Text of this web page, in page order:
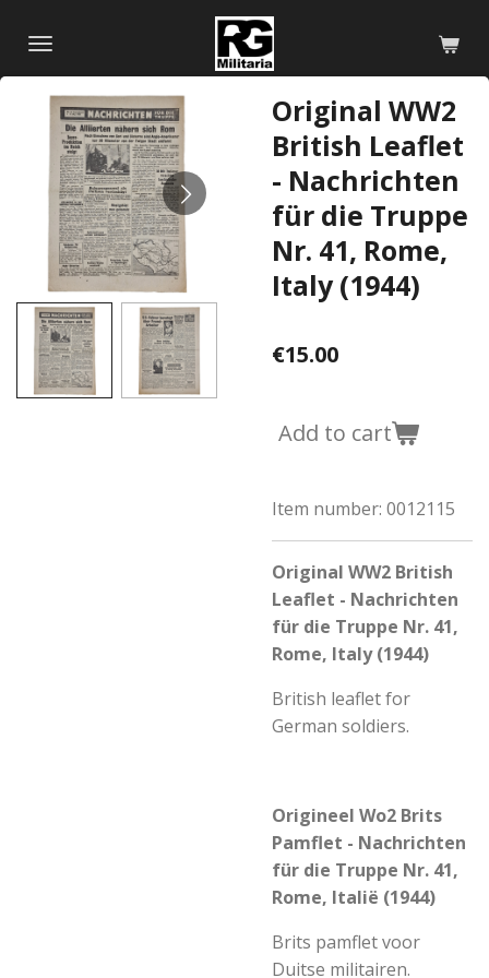
main
content
Original WW2
British Leaflet
- Nachrichten
für die Truppe
Nr. 41, Rome,
Italy (1944)
€15.00
Add to cart
Item number: 0012115
Original WW2 British
Leaflet - Nachrichten
für die Truppe Nr. 41,
Rome, Italy (1944)
British leaflet for
German soldiers.
Origineel Wo2 Brits
Pamflet - Nachrichten
für die Truppe Nr. 41,
Rome, Italië (1944)
Brits pamflet voor
Duitse militairen.